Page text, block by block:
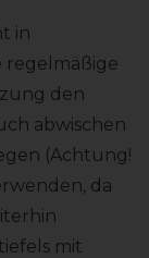
in
regelmäßige
den
abwischen
(Achtung!
da
mit